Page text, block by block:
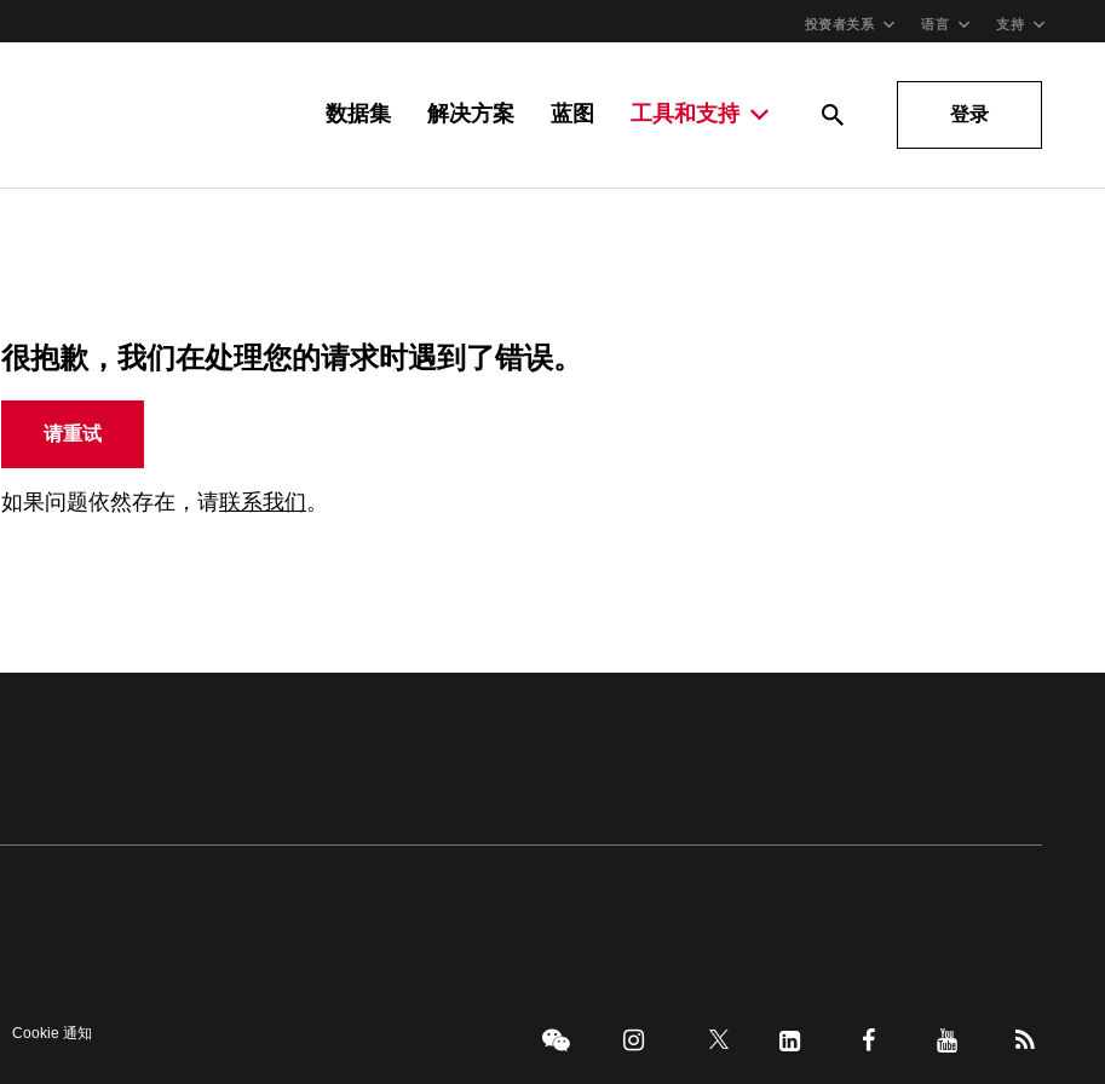
投资者关系 语言 支持
数据集 解决方案 蓝图 工具和支持 登录
很抱歉，我们在处理您的请求时遇到了错误。
请重试
如果问题依然存在，请联系我们 。
Cookie 通知